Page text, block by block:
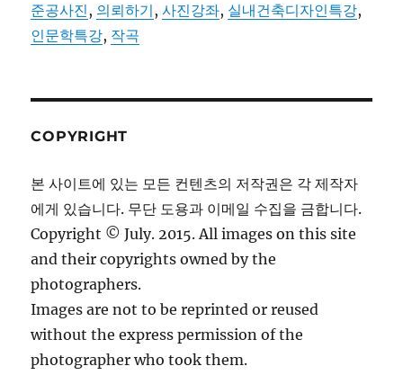
준공사진, 의뢰하기,사진강좌, 실내건축디자인특강,
인문학특강, 작곡
COPYRIGHT
본 사이트에 있는 모든 컨텐츠의 저작권은 각 제작자
에게 있습니다. 무단 도용과 이메일 수집을 금합니다.
Copyright © July. 2015. All images on this site
and their copyrights owned by the
photographers.
Images are not to be reprinted or reused
without the express permission of the
photographer who took them.